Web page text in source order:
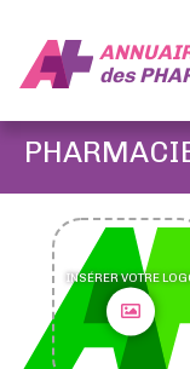
des
INSÉRER VOTRE